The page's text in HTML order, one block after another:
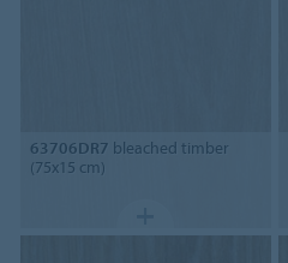
63706DR7 bleached timber
(75x15 cm)